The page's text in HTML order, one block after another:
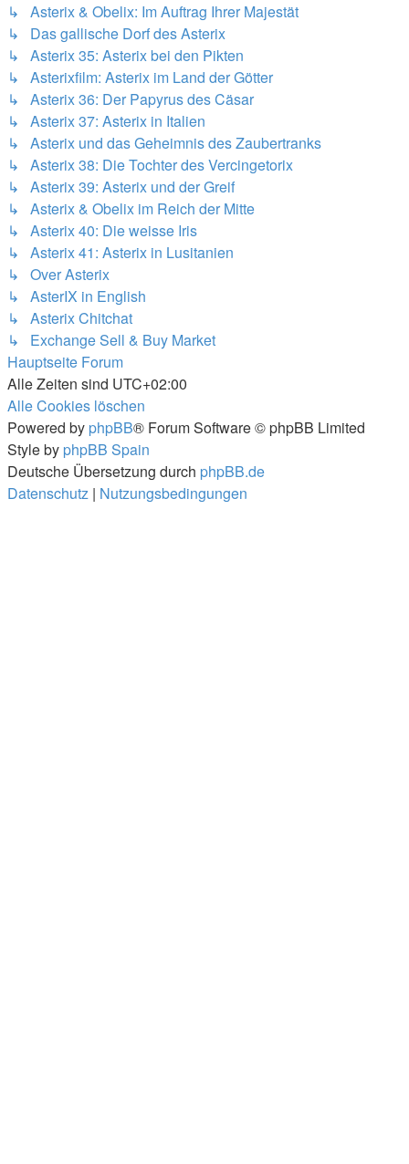
↳ Asterix & Obelix: Im Auftrag Ihrer Majestät
↳ Das gallische Dorf des Asterix
↳ Asterix 35: Asterix bei den Pikten
↳ Asterixfilm: Asterix im Land der Götter
↳ Asterix 36: Der Papyrus des Cäsar
↳ Asterix 37: Asterix in Italien
↳ Asterix und das Geheimnis des Zaubertranks
↳ Asterix 38: Die Tochter des Vercingetorix
↳ Asterix 39: Asterix und der Greif
↳ Asterix & Obelix im Reich der Mitte
↳ Asterix 40: Die weisse Iris
↳ Asterix 41: Asterix in Lusitanien
↳ Over Asterix
↳ AsterIX in English
↳ Asterix Chitchat
↳ Exchange Sell & Buy Market
Hauptseite Forum
Alle Zeiten sind UTC+02:00
Alle Cookies löschen
Powered by phpBB® Forum Software © phpBB Limited
Style by phpBB Spain
Deutsche Übersetzung durch phpBB.de
Datenschutz | Nutzungsbedingungen